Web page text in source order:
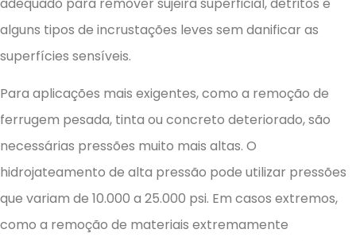
alguns tipos de incrustações leves sem danificar as
superfícies sensíveis.
Para aplicações mais exigentes, como a remoção de
ferrugem pesada, tinta ou concreto deteriorado, são
necessárias pressões muito mais altas. O
hidrojateamento de alta pressão pode utilizar pressões
que variam de 10.000 a 25.000 psi. Em casos extremos,
como a remoção de materiais extremamente